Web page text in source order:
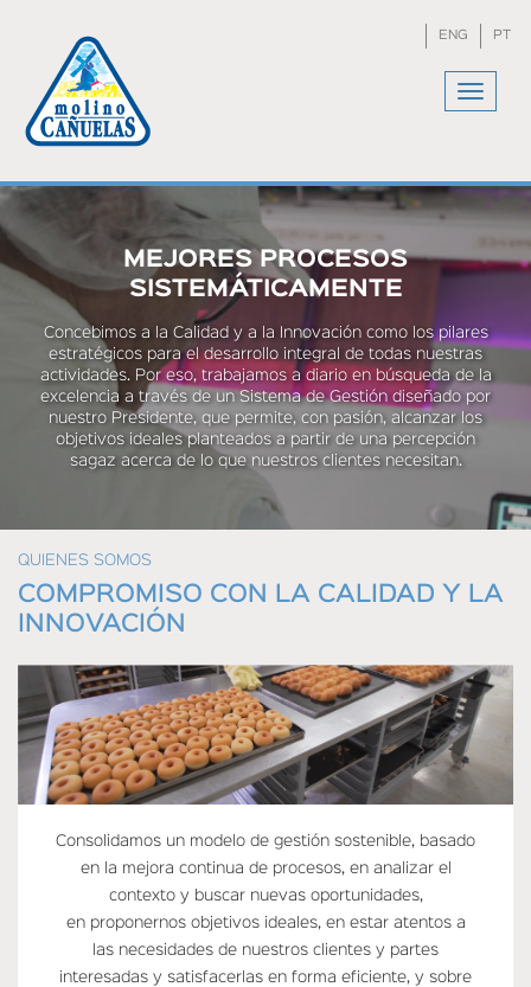
ENG PT
Toggle
MEJORES PROCESOS
SISTEMÁTICAMENTE
Concebimos a la Calidad y a la Innovación como los pilares
estratégicos para el desarrollo integral de todas nuestras
actividades. Por eso, trabajamos a diario en búsqueda de la
excelencia a través de un Sistema de Gestión diseñado por
nuestro Presidente, que permite, con pasión, alcanzar los
objetivos ideales planteados a partir de una percepción
sagaz acerca de lo que nuestros clientes necesitan.
QUIENES SOMOS
COMPROMISO CON LA CALIDAD Y LA
INNOVACIÓN
Consolidamos un modelo de gestión sostenible, basado
en la mejora continua de procesos, en analizar el
contexto y buscar nuevas oportunidades,
en proponernos objetivos ideales, en estar atentos a
las necesidades de nuestros clientes y partes
interesadas y satisfacerlas en forma eficiente, y sobre